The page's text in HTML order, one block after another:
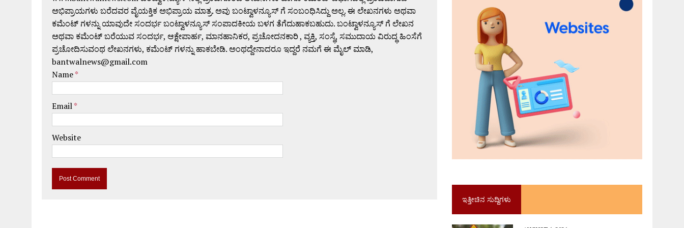
ಅಭಿಪ್ರಾಯಗಳು ಬರೆದವರ ವೈಯಕ್ತಿಕ ಅಭಿಪ್ರಾಯ ಮಾತ್ರ. ಅವು ಬಂಟ್ವಾಳನ್ಯೂಸ್ ಗೆ ಸಂಬಂಧಿಸಿದ್ದು ಅಲ್ಲ. ಈ ಲೇಖನಗಳು ಅಥವಾ
ಕಮೆಂಟ್ ಗಳನ್ನು ಯಾವುದೇ ಸಂದರ್ಭ ಬಂಟ್ವಾಳನ್ಯೂಸ್ ಸಂಪಾದಕೀಯ ಬಳಗ ತೆಗೆದುಹಾಕಬಹುದು. ಬಂಟ್ವಾಳನ್ಯೂಸ್ ಗೆ ಲೇಖನ
ಅಥವಾ ಕಮೆಂಟ್ ಬರೆಯುವ ಸಂದರ್ಭ, ಆಕ್ಷೇಪಾರ್ಹ, ಮಾನಹಾನಿಕರ, ಪ್ರಚೋದನಕಾರಿ , ವ್ಯಕ್ತಿ, ಸಂಸ್ಥೆ, ಸಮುದಾಯ ವಿರುದ್ಧ ಹಿಂಸೆಗೆ
ಪ್ರಚೋದಿಸುವಂಥ ಲೇಖನಗಳು, ಕಮೆಂಟ್ ಗಳನ್ನು ಹಾಕಬೇಡಿ. ಅಂಥದ್ದೇನಾದರೂ ಇದ್ದರೆ ನಮಗೆ ಈ ಮೈಲ್ ಮಾಡಿ,
bantwalnews@gmail.com
Name*
Email*
Website
ಇತ್ತೀಚಿನ ಸುದ್ದಿಗಳು